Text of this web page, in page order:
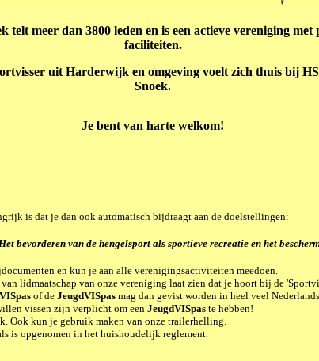
telt meer dan 3800 leden en is een actieve vereniging met
faciliteiten.
uit Harderwijk en omgeving voelt zich thuis bij
Snoek.
Je bent van harte welkom!
is dat je dan ook automatisch bijdraagt aan de doelstellingen:
bevorderen van de hengelsport als sportieve recreatie en het
en kun je aan alle verenigingsactiviteiten meedoen.
lidmaatschap van onze vereniging laat zien dat je hoort bij de
VISpas of de JeugdVISpas mag dan gevist worden in heel veel
vissen zijn verplicht om een JeugdVISpas te hebben!
Ook kun je gebruik maken van onze trailerhelling.
is opgenomen in het huishoudelijk reglement.